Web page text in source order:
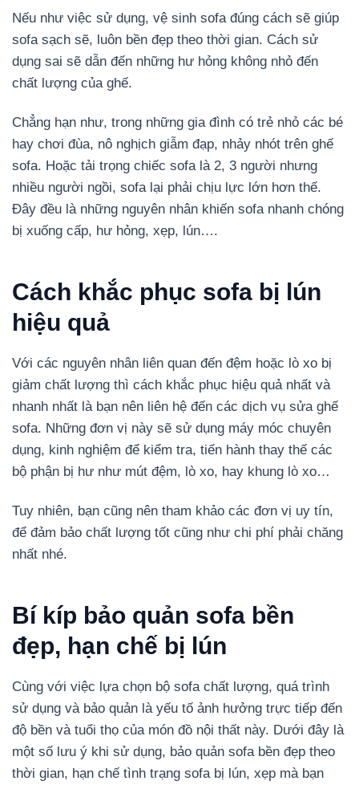
Nếu như việc sử dụng, vệ sinh sofa đúng cách sẽ giúp
sofa sạch sẽ, luôn bền đẹp theo thời gian. Cách sử
dụng sai sẽ dẫn đến những hư hỏng không nhỏ đến
chất lượng của ghế.
Chẳng hạn như, trong những gia đình có trẻ nhỏ các bé
hay chơi đùa, nô nghịch giẫm đạp, nhảy nhót trên ghế
sofa. Hoặc tải trọng chiếc sofa là 2, 3 người nhưng
nhiều người ngồi, sofa lại phải chịu lực lớn hơn thế.
Đây đều là những nguyên nhân khiến sofa nhanh chóng
bị xuống cấp, hư hỏng, xẹp, lún….
Cách khắc phục sofa bị lún
hiệu quả
Với các nguyên nhân liên quan đến đệm hoặc lò xo bị
giảm chất lượng thì cách khắc phục hiệu quả nhất và
nhanh nhất là bạn nên liên hệ đến các dịch vụ sửa ghế
sofa. Những đơn vị này sẽ sử dụng máy móc chuyên
dụng, kinh nghiệm để kiểm tra, tiến hành thay thế các
bộ phận bị hư như mút đệm, lò xo, hay khung lò xo…
Tuy nhiên, bạn cũng nên tham khảo các đơn vị uy tín,
để đảm bảo chất lượng tốt cũng như chi phí phải chăng
nhất nhé.
Bí kíp bảo quản sofa bền
đẹp, hạn chế bị lún
Cùng với việc lựa chọn bộ sofa chất lượng, quá trình
sử dụng và bảo quản là yếu tố ảnh hưởng trực tiếp đến
độ bền và tuổi thọ của món đồ nội thất này. Dưới đây là
một số lưu ý khi sử dụng, bảo quản sofa bền đẹp theo
thời gian, hạn chế tình trạng sofa bị lún, xẹp mà bạn